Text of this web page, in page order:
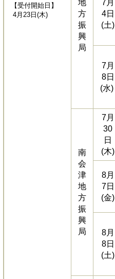
【受付開始日】
4月23日(木)
地
方
振
興
局
7月
4日
(土)
7月
8日
(水)
南
会
津
地
方
振
興
局
7月
30
日
(木)
8月
7日
(金)
8月
8日
(土)